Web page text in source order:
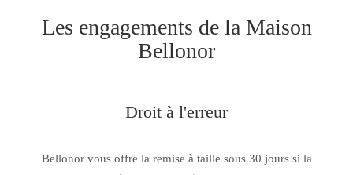
Les engagements de la Maison
Bellonor
Droit à l'erreur
Bellonor vous offre la remise à taille sous 30 jours si la